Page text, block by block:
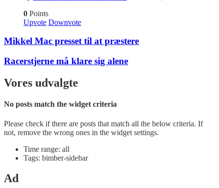
0 Points
Upvote Downvote
Mikkel Mac presset til at præstere
Racerstjerne må klare sig alene
Vores udvalgte
No posts match the widget criteria
Please check if there are posts that match all the below criteria. If
not, remove the wrong ones in the widget settings.
Time range: all
Tags: bimber-sidebar
Ad